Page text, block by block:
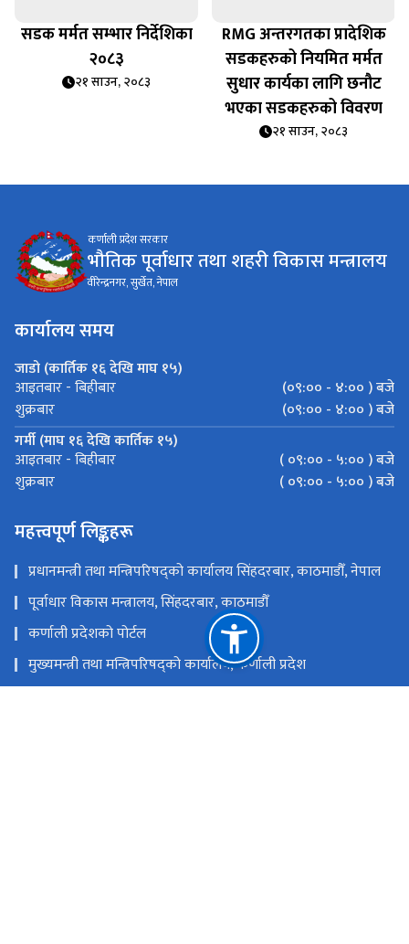
सडक मर्मत सम्भार निर्देशिका
२०८३
२१ साउन, २०८३
RMG अन्तरगतका प्रादेशिक
सडकहरुको नियमित मर्मत
सुधार कार्यका लागि छनौट
भएका सडकहरुको विवरण
२१ साउन, २०८३
कर्णाली प्रदेश सरकार
भौतिक पूर्वाधार तथा शहरी विकास मन्त्रालय
वीरेन्द्रनगर, सुर्खेत, नेपाल
कार्यालय समय
जाडो (कार्तिक १६ देखि माघ १५)
आइतबार - बिहीबार
(०९:०० - ४:०० ) बजे
शुक्रबार
(०९:०० - ४:०० ) बजे
गर्मी (माघ १६ देखि कार्तिक १५)
आइतबार - बिहीबार
( ०९:०० - ५:०० ) बजे
शुक्रबार
( ०९:०० - ५:०० ) बजे
महत्त्वपूर्ण लिङ्कहरू
प्रधानमन्त्री तथा मन्त्रिपरिषद्को कार्यालय सिंहदरबार, काठमाडौँ, नेपाल
पूर्वाधार विकास मन्त्रालय, सिंहदरबार, काठमाडौँ
कर्णाली प्रदेशको पोर्टल
मुख्यमन्त्री तथा मन्त्रिपरिषद्को कार्यालय, कर्णाली प्रदेश
स्थानीय तहको विवरण एवं वेबसाईट